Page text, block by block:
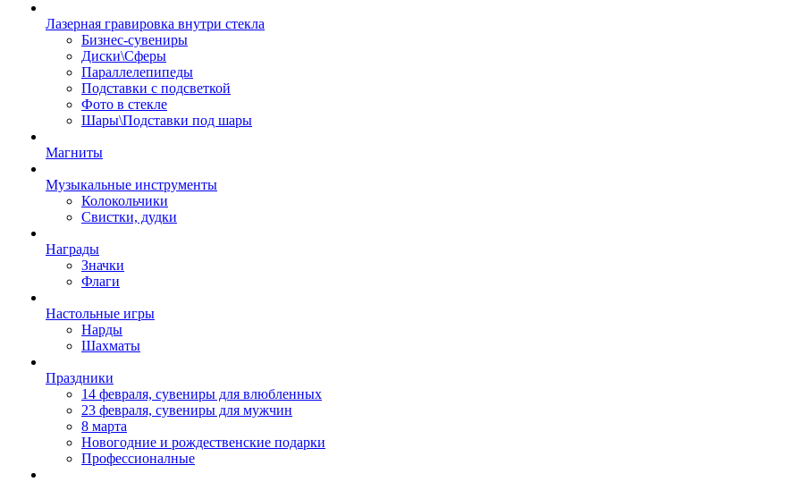
Лазерная гравировка внутри стекла
Бизнес-сувениры
Диски\Сферы
Параллелепипеды
Подставки с подсветкой
Фото в стекле
Шары\Подставки под шары
Магниты
Музыкальные инструменты
Колокольчики
Свистки, дудки
Награды
Значки
Флаги
Настольные игры
Нарды
Шахматы
Праздники
14 февраля, сувениры для влюбленных
23 февраля, сувениры для мужчин
8 марта
Новогодние и рождественские подарки
Профессионалные